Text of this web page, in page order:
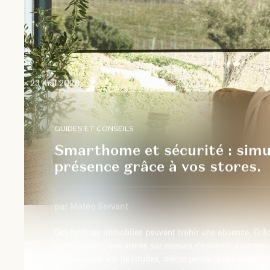
23 mai 2026
GUIDES ET CONSEILS
Smarthome et sécurité :
présence grâce à vos stores.
par Matéo Servant
Des fenêtres immobiles peuvent trahir une absence.
motorisation, vos stores sur mesure s’animent